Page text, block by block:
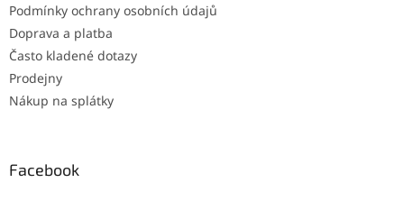
Podmínky ochrany osobních údajů
Doprava a platba
Často kladené dotazy
Prodejny
Nákup na splátky
Facebook